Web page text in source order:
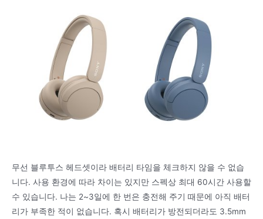
무선 블루투스 헤드셋이라 배터리 타임을 체크하지 않을 수 없습
니다. 사용 환경에 따라 차이는 있지만 스펙상 최대 60시간 사용할
수 있습니다. 나는 2~3일에 한 번은 충전해 주기 때문에 아직 배터
리가 부족한 적이 없습니다. 혹시 배터리가 방전되더라도 3.5mm